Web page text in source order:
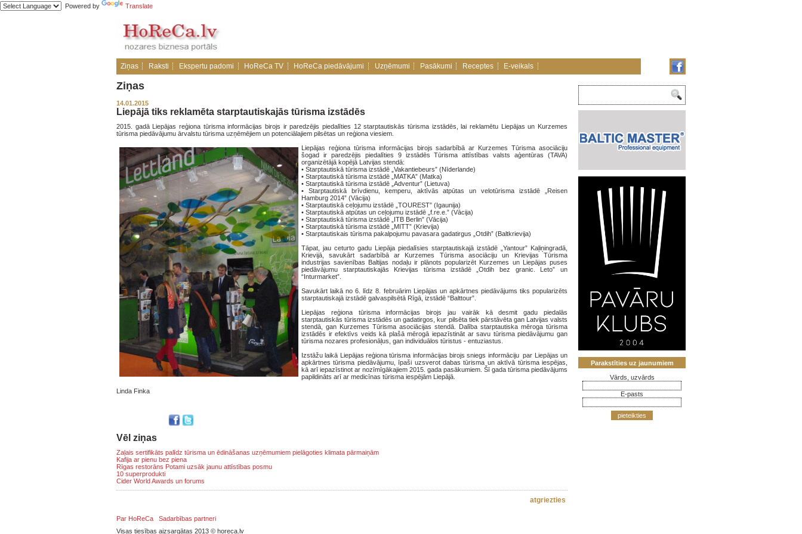
Powered by Translate
Ziņas Raksti Ekspertu padomi HoReCa TV HoReCa piedāvājumi Uzņēmumi Pasākumi Receptes E-veikals
Ziņas
14.01.2015
Liepājā tiks reklamēta starptautiskajās tūrisma izstādēs
2015. gadā Liepājas reģiona tūrisma informācijas birojs ir paredzējis piedalīties 12 starptautiskās tūrisma izstādēs, lai reklamētu Liepājas un Kurzemes
tūrisma piedāvājumu ārvalstu tūrisma uzņēmējiem un potenciālajiem pilsētas un reģiona viesiem.
Liepājas reģiona tūrisma informācijas birojs sadarbībā ar Kurzemes Tūrisma asociāciju
šogad ir paredzējis piedalīties 9 izstādēs Tūrisma attīstības valsts aģentūras (TAVA)
organizētājā kopējā Latvijas stendā:
• Starptautiskā tūrisma izstādē „Vakantiebeurs” (Nīderlande)
• Starptautiskā tūrisma izstādē „MATKA” (Matka)
• Starptautiskā tūrisma izstādē „Adventur” (Lietuva)
•
Starptautiskā brīvdienu, kemperu, aktīvās atpūtas un velotūrisma izstādē „Reisen
Hamburg 2014” (Vācija)
• Starptautiskā ceļojumu izstādē „TOUREST” (Igaunija)
• Starptautiskā atpūtas un ceļojumu izstādē „f.re.e.” (Vācija)
• Starptautiskā tūrisma izstādē „ITB Berlin” (Vācija)
• Starptautiskā tūrisma izstādē „MITT” (Krievija)
• Starptautiskais tūrisma pakalpojumu pavasara gadatirgus „Otdih” (Baltkrievija)
Tāpat, jau ceturto gadu Liepāja piedalīsies starptautiskajā izstādē „Yantour” Kaļiņingradā,
Krievijā, savukārt sadarbībā ar Kurzemes Tūrisma asociāciju un Krievijas Tūrisma
industrijas savienības Baltijas nodaļu ir plānots popularizēt Kurzemes un Liepājas puses
piedāvājumu starptautiskajās Krievijas tūrisma izstādē „Otdih bez granic. Leto” un
“Inturmarket”.
Savukārt laikā no 6. līdz 8. februārim Liepājas un apkārtnes piedāvājums tiks popularizēts
starptautiskajā izstādē galvaspilsētā Rīgā, izstādē “Balttour”.
Liepājas reģiona tūrisma informācijas birojs jau vairāk kā desmit gadu piedalās
starptautiskās tūrisma izstādēs un gadatirgos, kur pilsēta tiek pārstāvēta gan Latvijas valsts
stendā, gan Kurzemes Tūrisma asociācijas stendā. Dalība starptautiska mēroga tūrisma
izstādēs ir efektīvs veids kā plašā mērogā iepazīstināt ar savu tūrisma piedāvājumu gan
tūrisma nozares profesionāļus, gan individuālos tūristus - entuziastus.
Izstāžu laikā Liepājas reģiona tūrisma informācijas birojs sniegs informāciju par Liepājas un
apkārtnes tūrisma piedāvājumu, īpaši uzsverot dabas tūrisma un aktīvā tūrisma iespējas,
kā arī iepazīstinot ar nozīmīgākajiem 2015. gada pasākumiem. Šī gada tūrisma piedāvājums
papildināts arī ar medicīnas tūrisma iespējām Liepājā.
Linda Finka
Vēl ziņas
Zaļais sertifikāts palīdz tūrisma un ēdināšanas uzņēmumiem pielāgoties klimata pārmaiņām
Kafija ar pienu bez piena
Rīgas restorāns Potami uzsāk jaunu attīstības posmu
10 superprodukti
Cider World Awards un forums
atgriezties
Parakstīties uz jaunumiem
Vārds, uzvārds
E-pasts
pieteikties
Par HoReCa
Sadarbības partneri
Visas tiesības aizsargātas 2013 © horeca.lv